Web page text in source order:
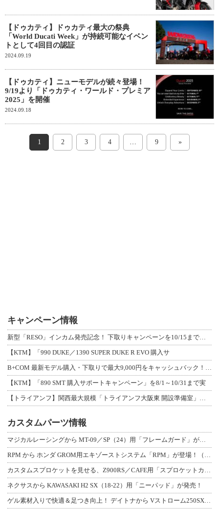
【ドゥカティ】ドゥカティ最大の祭典
「World Ducati Week」が持続可能なイベン
トとして4回目の認証
2024.09.19
【ドゥカティ】ニューモデルが続々登場！
9/19より「ドゥカティ・ワールド・プレミア
2025」を開催
2024.09.18
1 2 3 4 … 9 »
キャンペーン情報
新型「RESO」インカム発売記念！ 下取りキャンペーンを10/15まで延長して開
【KTM】「990 DUKE／1390 SUPER DUKE R EVO 購入サ
B+COM 最新モデル購入・下取りで最大9,000円をキャッシュバック！「B+F
【KTM】「890 SMT 購入サポートキャンペーン」を8/1～10/31まで実
【トライアンフ】関西最大規模「トライアンフ大阪東 開設準備室」がオープン！ 限定
カスタムパーツ情報
マジカルレーシングから MT-09／SP（24）用「フレームガード」が登場！
RPM から ホンダ GROM用エキゾーストシステム「RPM」が登場！（動画あり
カスタムスプロケットを見せる、Z900RS／CAFE用「スプロケットカバーフルキ
ネクサスから KAWASAKI H2 SX（18-22）用「ニーパッド」が発売！
ゲル素材入りで快適＆足つき向上！ デイトナから Vストローム250SX用「快適ロ